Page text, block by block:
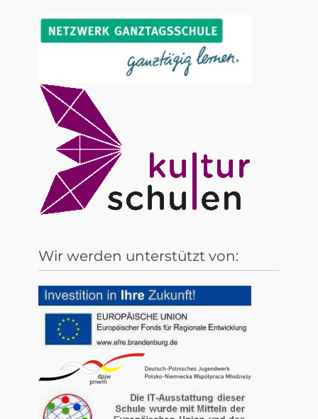
Wir werden unterstützt von: